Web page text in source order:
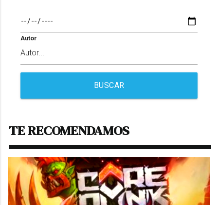
Autor
BUSCAR
TE RECOMENDAMOS